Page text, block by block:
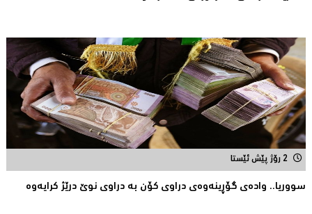
2 رۆژ پێش ئێستا
سووریا.. واده‌ی گۆڕینه‌وه‌ی دراوی كۆن به‌ دراوی نوێ درێژ كرایه‌وه‌